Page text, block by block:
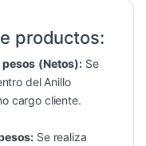
productos:
(Netos): Se
del Anillo
cargo cliente.
Se realiza